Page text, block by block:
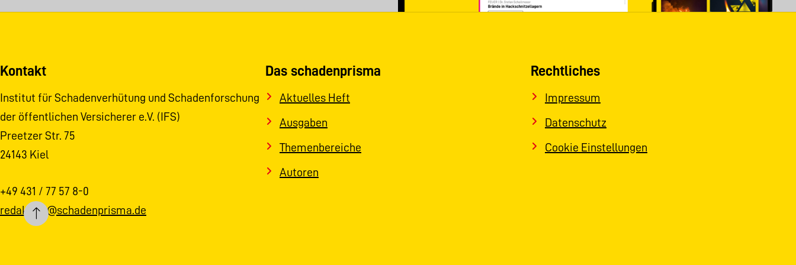
Kontakt
Institut für Schadenverhütung und Schadenforschung
der öffentlichen Versicherer e.V. (IFS)
Preetzer Str. 75
24143 Kiel
+49 431 / 77 57 8-0
redaktion@schadenprisma.de
Das schadenprisma
Aktuelles Heft
Ausgaben
Themenbereiche
Autoren
Rechtliches
Impressum
Datenschutz
Cookie Einstellungen